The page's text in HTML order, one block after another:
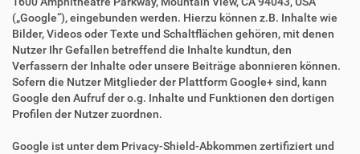
(„Google“), eingebunden werden. Hierzu können z.B. Inhalte wie
Bilder, Videos oder Texte und Schaltflächen gehören, mit denen
Nutzer Ihr Gefallen betreffend die Inhalte kundtun, den
Verfassern der Inhalte oder unsere Beiträge abonnieren können.
Sofern die Nutzer Mitglieder der Plattform Google+ sind, kann
Google den Aufruf der o.g. Inhalte und Funktionen den dortigen
Profilen der Nutzer zuordnen.
Google ist unter dem Privacy-Shield-Abkommen zertifiziert und